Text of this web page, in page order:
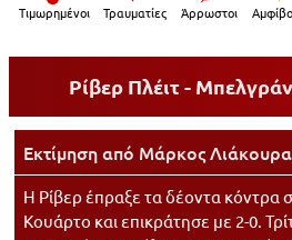
Tιμωρημένοι Τραυματίες Άρρωστοι
Ρίβερ Πλέιτ -
Εκτίμηση από Μάρκος
Η Ρίβερ έπραξε τα δέοντα κόντρα
Κουάρτο και επικράτησε με 2-0.